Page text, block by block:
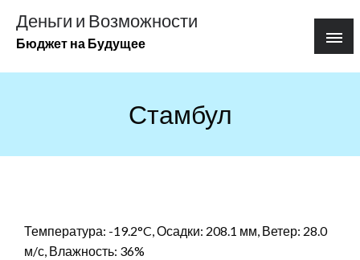
содержимому
Деньги и Возможности
Бюджет на Будущее
Стамбул
Температура: -19.2°C, Осадки: 208.1 мм, Ветер: 28.0
м/с, Влажность: 36%